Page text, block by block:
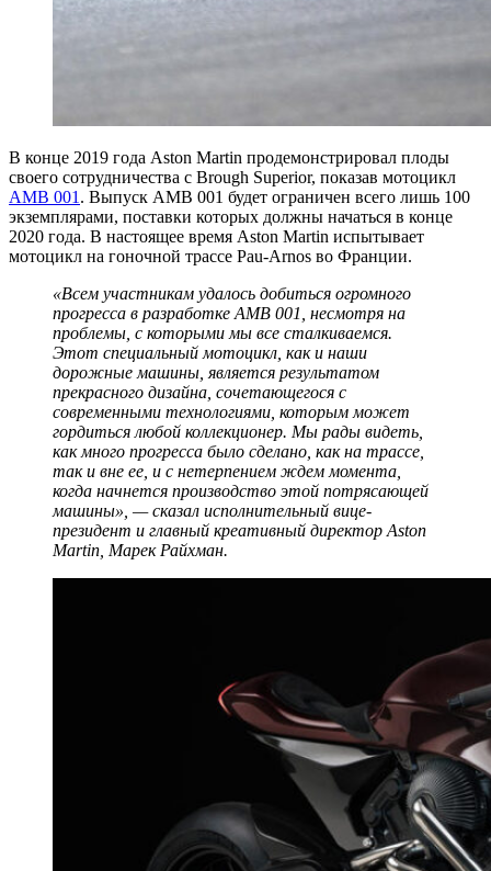
В конце 2019 года Aston Martin продемонстрировал плоды
своего сотрудничества с Brough Superior, показав мотоцикл
AMB 001. Выпуск AMB 001 будет ограничен всего лишь 100
экземплярами, поставки которых должны начаться в конце
2020 года. В настоящее время Aston Martin испытывает
мотоцикл на гоночной трассе Pau-Arnos во Франции.
«Всем участникам удалось добиться огромного
прогресса в разработке AMB 001, несмотря на
проблемы, с которыми мы все сталкиваемся.
Этот специальный мотоцикл, как и наши
дорожные машины, является результатом
прекрасного дизайна, сочетающегося с
современными технологиями, которым может
гордиться любой коллекционер. Мы рады видеть,
как много прогресса было сделано, как на трассе,
так и вне ее, и с нетерпением ждем момента,
когда начнется производство этой потрясающей
машины», — сказал исполнительный вице-
президент и главный креативный директор Aston
Martin, Марек Райхман.